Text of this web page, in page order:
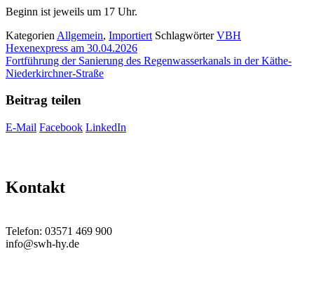
Beginn ist jeweils um 17 Uhr.
Kategorien Allgemein, Importiert SchlagwörterVBH
Hexenexpress am 30.04.2026
Fortführung der Sanierung des Regenwasserkanals in der Käthe-
Niederkirchner-Straße
Beitrag teilen
E-Mail Facebook LinkedIn
Kontakt
Telefon: 03571 469 900
info@swh-hy.de